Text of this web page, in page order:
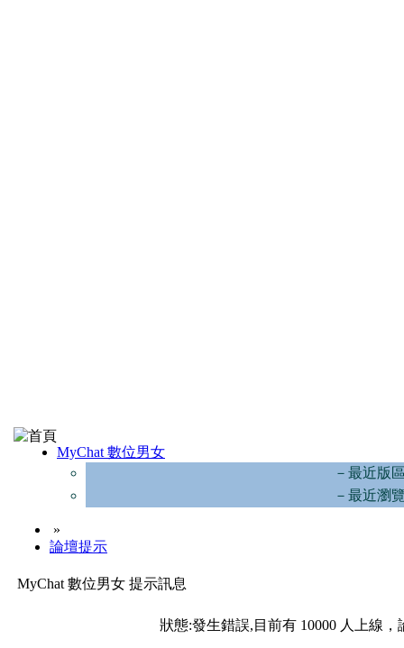
MyChat 數位男女
－最近版
－最近瀏
»
論壇提示
MyChat 數位男女 提示訊息
狀態:發生錯誤,目前有 10000 人上線